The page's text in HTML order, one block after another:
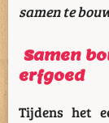
samen te
Samen
erfgoed
Tijdens het